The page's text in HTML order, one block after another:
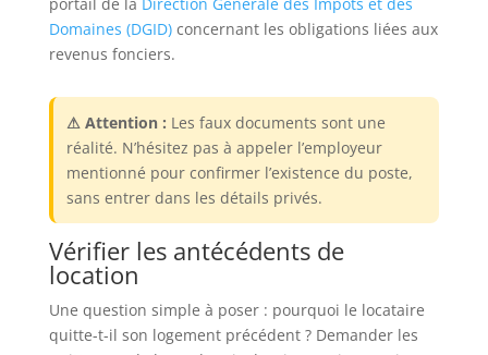
Domaines (DGID)concernant les obligations liées aux
revenus fonciers.
⚠ Attention : Les faux documents sont une
réalité. N’hésitez pas à appeler l’employeur
mentionné pour confirmer l’existence du poste,
sans entrer dans les détails privés.
Vérifier les antécédents de
location
Une question simple à poser : pourquoi le locataire
quitte-t-il son logement précédent ? Demander les